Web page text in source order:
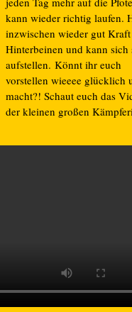
kann wieder richtig laufen.
inzwischen wieder gut
Hinterbeinen und kann sich
aufstellen. Könnt ihr euch
vorstellen wieeee glücklich
macht?! Schaut euch das
der kleinen großen